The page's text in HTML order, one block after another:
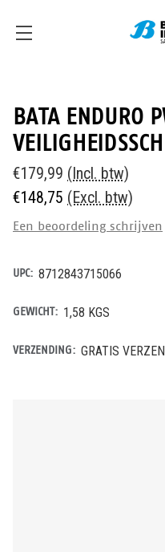
BATA ENDURO
€179,99 (Incl. btw)
€148,75 (Excl. btw)
Een beoordeling schrijven
UPC: 8712843715066
GEWICHT: 1,58 KGS
VERZENDING: GRATIS